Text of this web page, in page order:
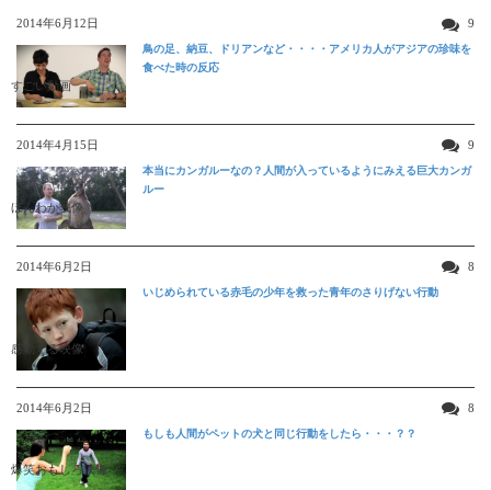
2014年6月12日 9
すごい動画
鳥の足、納豆、ドリアンなど・・・・アメリカ人がアジアの珍味を
食べた時の反応
2014年4月15日 9
ほんわか映像
本当にカンガルーなの？人間が入っているようにみえる巨大カンガ
ルー
2014年6月2日 8
感動する映像
いじめられている赤毛の少年を救った青年のさりげない行動
2014年6月2日 8
爆笑おもしろ映像
もしも人間がペットの犬と同じ行動をしたら・・・？？